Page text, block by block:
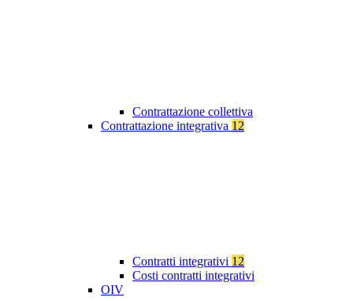
Contrattazione collettiva
Contrattazione integrativa 12
Contratti integrativi 12
Costi contratti integrativi
OIV